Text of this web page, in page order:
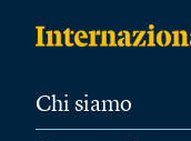
Chi siamo